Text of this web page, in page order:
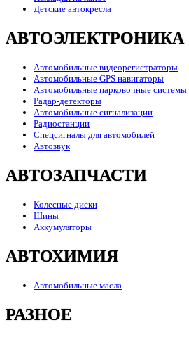
Детские автокресла
АВТОЭЛЕКТРОНИКА
Автомобильные видеорегистраторы
Автомобильные GPS навигаторы
Автомобильные парковочные системы
Радар-детекторы
Автомобильные сигнализации
Радиостанции
Спецсигналы для автомобилей
Автозвук
АВТОЗАПЧАСТИ
Колесные диски
Шины
Аккумуляторы
АВТОХИМИЯ
Автомобильные масла
РАЗНОЕ